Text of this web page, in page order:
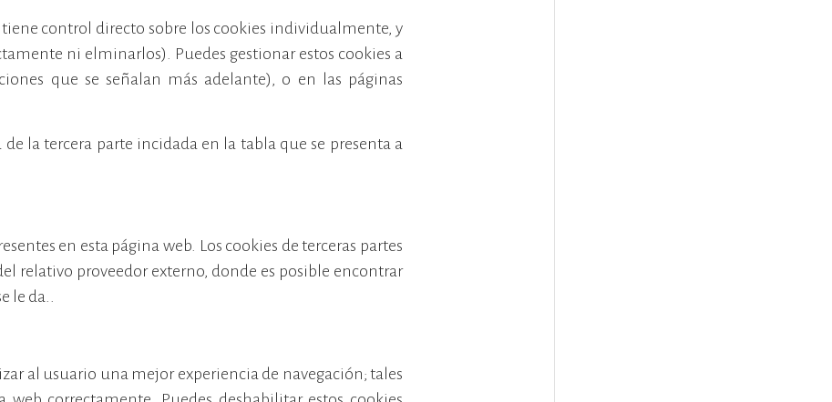
tiene control directo sobre los cookies individualmente, y
ni elminarlos). Puedes gestionar estos cookies a
que se señalan más adelante), o en las páginas
la tercera parte incidada en la tabla que se presenta a
en esta página web. Los cookies de terceras partes
relativo proveedor externo, donde es posible encontrar
le da..
al usuario una mejor experiencia de navegación; tales